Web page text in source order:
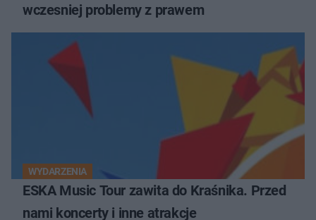
wczesniej problemy z prawem
WYDARZENIA
ESKA Music Tour zawita do Kraśnika. Przed
nami koncerty i inne atrakcje